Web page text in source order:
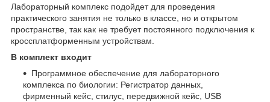
Лабораторный комплекс подойдет для проведения
практического занятия не только в классе, но и открытом
пространстве, так как не требует постоянного подключения к
кроссплатформенным устройствам.
В комплект входит
Программное обеспечение для лабораторного
комплекса по биологии: Регистратор данных,
фирменный кейс, стилус, передвижной кейс, USB